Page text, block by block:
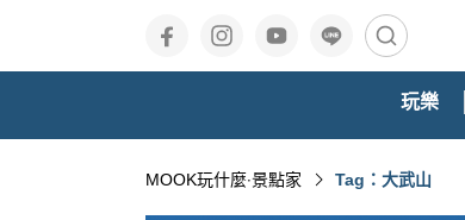
玩樂
MOOK玩什麼‧景點家 Tag：大武山